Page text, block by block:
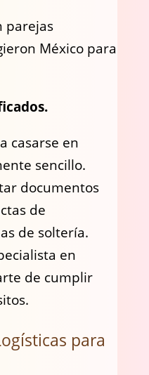
parejas
México para
casarse en
sencillo.
documentos
de
de soltería.
en
de cumplir
para